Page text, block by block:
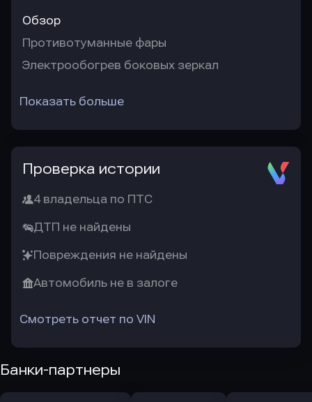
Обзор
Противотуманные фары
Электрообогрев боковых зеркал
Показать больше
Проверка истории
4 владельца по ПТС
ДТП не найдены
Повреждения не найдены
Автомобиль не в залоге
Смотреть отчет по VIN
Банки-партнеры